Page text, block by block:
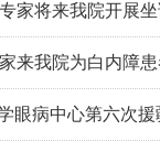
家将来我院开展
来我院为白内障
眼病中心第六次援